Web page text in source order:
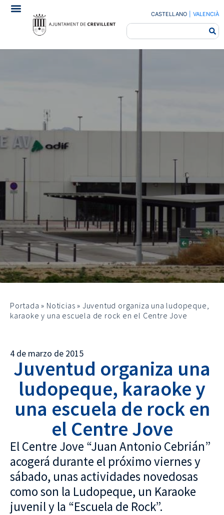
CASTELLANO VALENCIÀ
Portada » Noticias » Juventud organiza una ludopeque,
karaoke y una escuela de rock en el Centre Jove
4 de marzo de 2015
Juventud organiza una
ludopeque, karaoke y
una escuela de rock en
el Centre Jove
El Centre Jove “Juan Antonio Cebrián”
acogerá durante el próximo viernes y
sábado, unas actividades novedosas
como son la Ludopeque, un Karaoke
juvenil y la “Escuela de Rock”.